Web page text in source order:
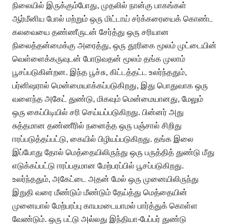
நிலையில் இருக்கும்போது, ​​முதலில் நான்கு பாகங்கள்
ஆர்மீனிய போல் மற்றும் ஒரு மிட்டாய் சர்க்கரையைக் கொண்ட
கலவையை தண்ணீருடன் சேர்த்து ஒரு சரியான
நிலைத்தன்மைக்கு அரைத்து, ஒரு தூரிகை மூலம் முட்டையின்
வெள்ளைக்கருவுடன் போடுவதன் மூலம் தங்க முலாம்
பூசப்படுகின்றன. இந்த பூச்சு, கிட்டத்தட்ட உலர்ந்ததும்,
பர்னிஷரால் மென்மையாக்கப்படுகிறது, இது பொதுவாக ஒரு
வளைந்த அகேட் துண்டு, மிகவும் மென்மையானது, மேலும்
ஒரு கைப்பிடியில் சரி செய்யப்படுகிறது. பின்னர் அது
சுத்தமான தண்ணீரில் நனைத்த ஒரு பஞ்சால் சிறிது
ஈரப்படுத்தப்பட்டு, கையில் பிழியப்படுகிறது. தங்க இலை
இப்போது தோல் மெத்தையிலிருந்து ஒரு பருத்தித் துண்டு மீது
எடுக்கப்பட்டு ஈரப்பதமான மேற்பரப்பில் பூசப்படுகிறது.
உலர்ந்ததும், அகேட்டை அதன் மேல் ஒரு முனையிலிருந்து
இறுதி வரை மீண்டும் மீண்டும் தேய்த்து மெத்தையின்
முனையால் மேற்பரப்பு காயமடையாமல் பார்த்துக் கொள்ள
வேண்டும். ஒரு பட்டு அல்லது இந்தியா-பேப்பர் துண்டு